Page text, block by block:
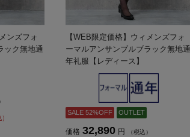
ンズフォ
ック無地通
【WEB限定価格】ウィメンズフォ
ーマルアンサンブルブラック無地通
年礼服【レディース】
SALE 52%OFF OUTLET
価格 32,890 円 （税込）